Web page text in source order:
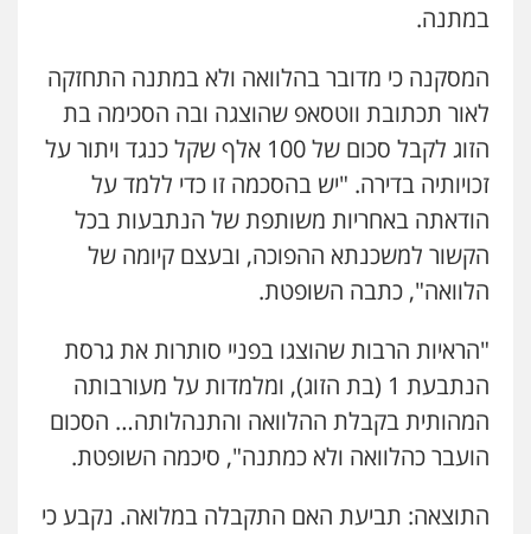
0507368203
עו"ד לימור רוט חזן
פלילי מעצרים צווארון לבן פשיעה חמורה
עו"ד עינב יתח
פלילי פשיעה חמורה
0546364651
אייל בן שושן, עורך דין פלילי
פלילי מעצרים וחקירות פשיעה חמורה
נוער רישום פלילי
במתנה.
המסקנה כי מדובר בהלוואה ולא במתנה התחזקה
לאור תכתובת ווטסאפ שהוצגה ובה הסכימה בת
הזוג לקבל סכום של 100 אלף שקל כנגד ויתור על
זכויותיה בדירה. "יש בהסכמה זו כדי ללמד על
הודאתה באחריות משותפת של הנתבעות בכל
הקשור למשכנתא ההפוכה, ובעצם קיומה של
הלוואה", כתבה השופטת.
"הראיות הרבות שהוצגו בפניי סותרות את גרסת
הנתבעת 1 (בת הזוג), ומלמדות על מעורבותה
המהותית בקבלת ההלוואה והתנהלותה… הסכום
הועבר כהלוואה ולא כמתנה", סיכמה השופטת.
התוצאה: תביעת האם התקבלה במלואה. נקבע כי
עו"ד רעות שמחון
פלילי אסירים תעבורה
0507623810
עו"ד שנהב אילון
פלילי פשיעה חמורה חקירות ומעצרים
נוער עורכי דין לענייני אסירים תעבורה
0549475678
כבריאן, מזר – משרד עורכי דין
פלילי מעצרים וחקירות
0543986802
מעצרים וחקירות
קטינים